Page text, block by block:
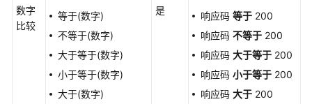
设
置
CodeArts
接
口
数字
比较
等于(数字)
不等于(数字)
大于等于(数字)
小于等于(数字)
大于(数字)
是 响应码 等于 200
响应码 不等于 200
响应码 大于等于 200
响应码 小于等于 200
响应码 大于 200